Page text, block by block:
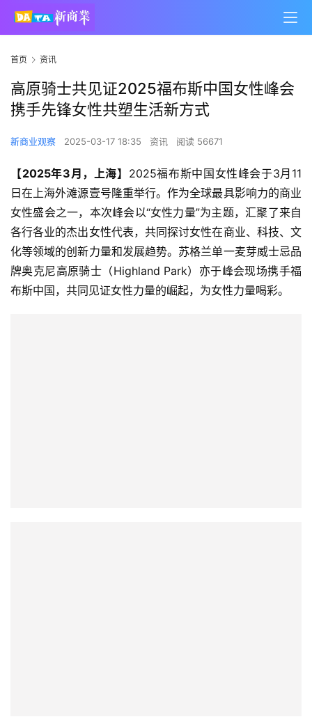
首页 资讯
高原骑士共见证2025福布斯中国女性峰会
携手先锋女性共塑生活新方式
新商业观察 2025-03-17 18:35 资讯 阅读 56671
【2025年3月，上海】 2025福布斯中国女性峰会于3月11
日在上海外滩源壹号隆重举行。作为全球最具影响力的商业
女性盛会之一，本次峰会以“女性力量”为主题，汇聚了来自
各行各业的杰出女性代表，共同探讨女性在商业、科技、文
化等领域的创新力量和发展趋势。苏格兰单一麦芽威士忌品
牌奥克尼高原骑士（Highland Park）亦于峰会现场携手福
布斯中国，共同见证女性力量的崛起，为女性力量喝彩。